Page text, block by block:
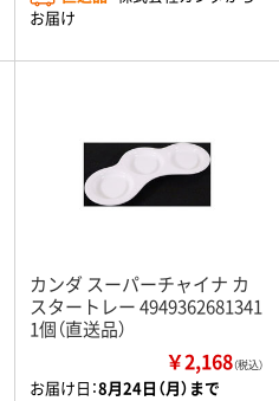
お届け
カンダ スーパーチャイナ カ
スタートレー 4949362681341
1個（直送品）
￥2,168（税込）
お届け日：8月24日（月）まで